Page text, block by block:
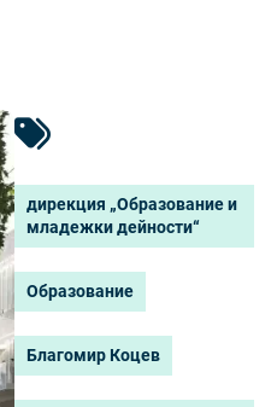
дирекция „Образование и
младежки дейности“
Образование
Благомир Коцев